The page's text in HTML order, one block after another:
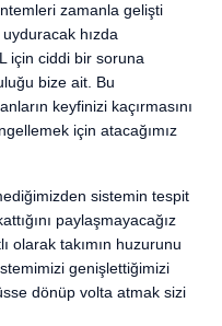
zamanla gelişti
hızda
için ciddi bir soruna
bize ait. Bu
keyfinizi kaçırmasını
için atacağımız
sistemin tespit
paylaşmayacağız
olarak takımın huzurunu
genişlettiğimizi
dönüp volta atmak sizi